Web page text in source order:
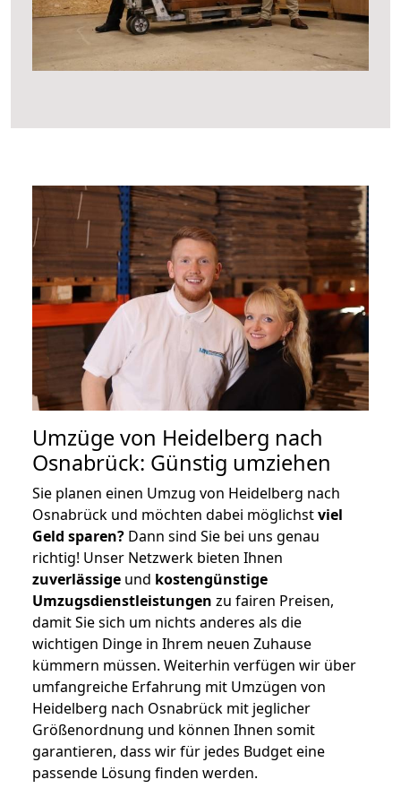
Umzüge von Heidelberg nach
Osnabrück: Günstig umziehen
Sie planen einen Umzug von Heidelberg nach
Osnabrück und möchten dabei möglichstviel
Geld sparen? Dann sind Sie bei uns genau
richtig! Unser Netzwerk bieten Ihnen
zuverlässige und kostengünstige
Umzugsdienstleistungen zu fairen Preisen,
damit Sie sich um nichts anderes als die
wichtigen Dinge in Ihrem neuen Zuhause
kümmern müssen. Weiterhin verfügen wir über
umfangreiche Erfahrung mit Umzügen von
Heidelberg nach Osnabrück mit jeglicher
Größenordnung und können Ihnen somit
garantieren, dass wir für jedes Budget eine
passende Lösung finden werden.